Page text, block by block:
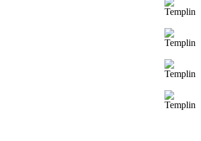
Templin
Templin
Templin
Templin